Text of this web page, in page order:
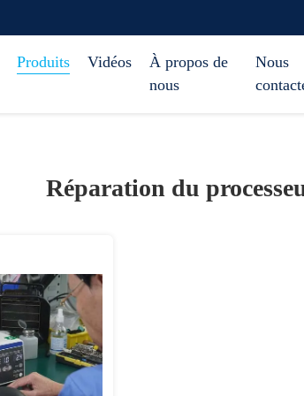
Produits Vidéos
À propos de
nous
Nous
Réparation du